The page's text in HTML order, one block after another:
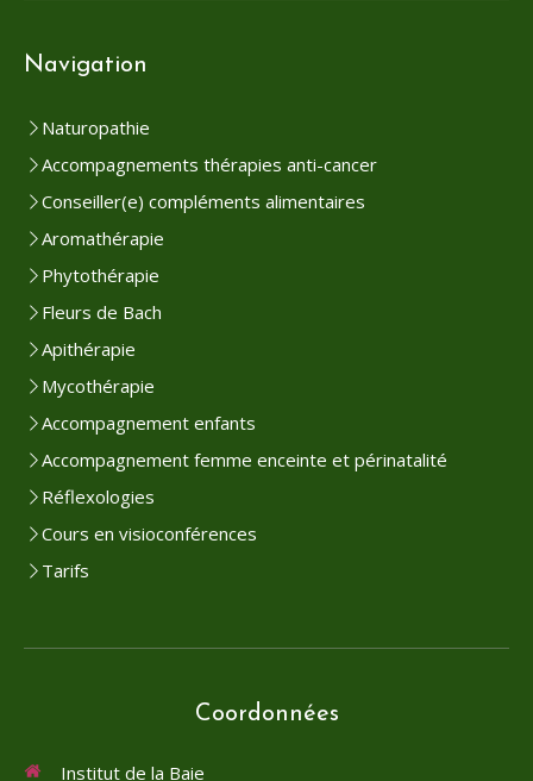
Navigation
Naturopathie
Accompagnements thérapies anti-cancer
Conseiller(e) compléments alimentaires
Aromathérapie
Phytothérapie
Fleurs de Bach
Apithérapie
Mycothérapie
Accompagnement enfants
Accompagnement femme enceinte et périnatalité
Réflexologies
Cours en visioconférences
Tarifs
Coordonnées
Institut de la Baie